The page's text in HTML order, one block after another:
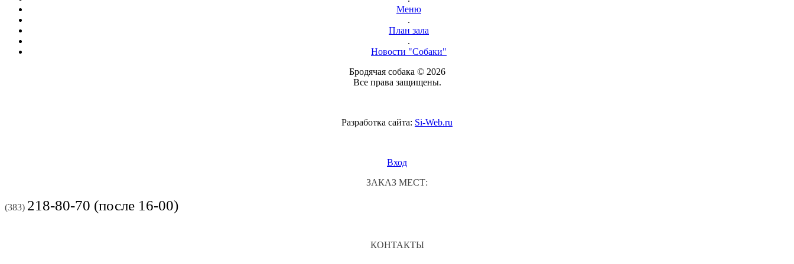
Меню
.
План зала
.
Новости "Собаки"
Бродячая собака © 2026
Все права защищены.
Разработка сайта: Si-Web.ru
Вход
ЗАКАЗ МЕСТ:
(383) 218-80-70 (после 16-00)
КОНТАКТЫ